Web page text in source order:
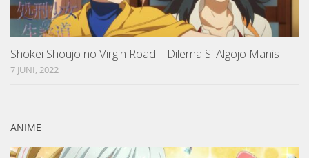
Shokei Shoujo no Virgin Road – Dilema Si Algojo Manis
7 JUNI, 2022
ANIME